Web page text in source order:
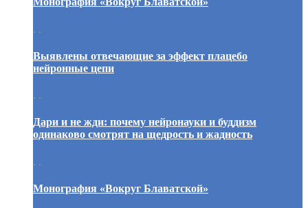
. .
Выявлены отвечающие за эффект плацебо
нейронные цепи
. .
Дари и не жди: почему нейронауки и буддизм
одинаково смотрят на щедрость и жадность
. .
Монография «Вокруг Блаватской»